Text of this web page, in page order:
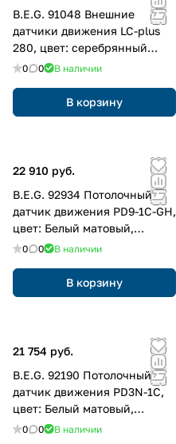
B.E.G. 91048 Внешние
датчики движения LC-plus
280, цвет: серебрянный
матовый, похожий RAL9022
0 0 В наличии
В корзину
22 910 руб.
B.E.G. 92934 Потолочный
датчик движения PD9-1C-GH,
цвет: Белый матовый,
похожий RAL9010
0 0 В наличии
В корзину
21 754 руб.
B.E.G. 92190 Потолочный
датчик движения PD3N-1C,
цвет: Белый матовый,
похожий RAL9010
0 0 В наличии